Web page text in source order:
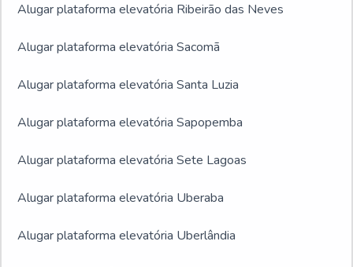
Alugar plataforma elevatória Ribeirão das Neves
Alugar plataforma elevatória Sacomã
Alugar plataforma elevatória Santa Luzia
Alugar plataforma elevatória Sapopemba
Alugar plataforma elevatória Sete Lagoas
Alugar plataforma elevatória Uberaba
Alugar plataforma elevatória Uberlândia